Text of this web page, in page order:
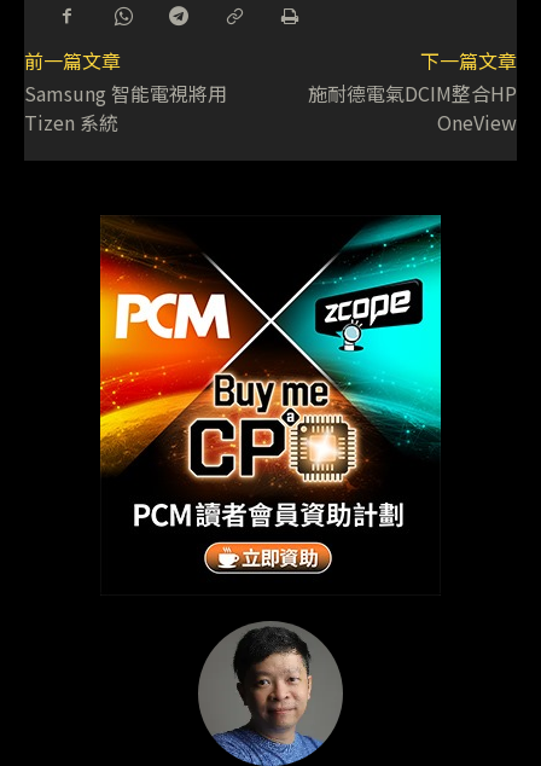
前一篇文章
Samsung 智能電視將用
Tizen 系統
下一篇文章
施耐德電氣DCIM整合HP
OneView